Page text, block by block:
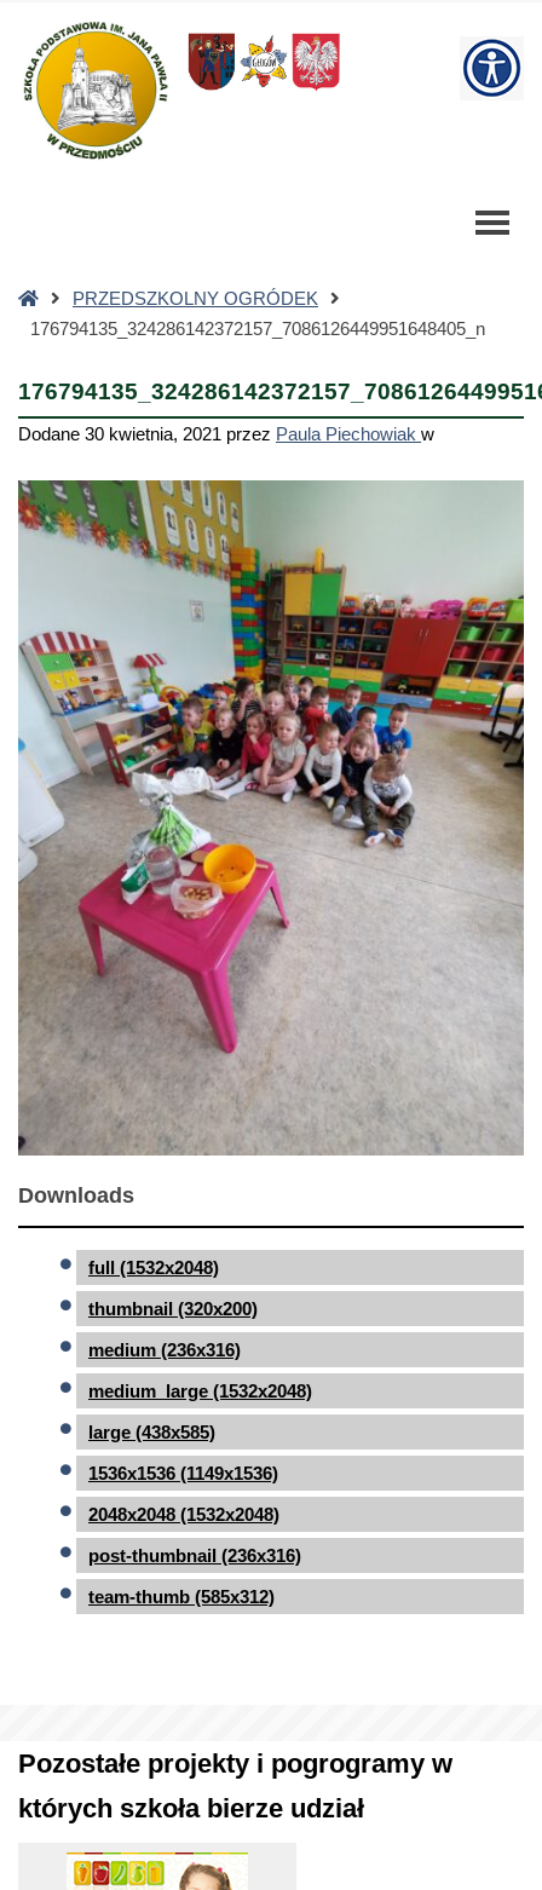
Szkoła
Podstawowa
Strona
główna
PRZEDSZKOLNY OGRÓDEK
176794135_324286142372157_7086126449951648405_n
Dodane 30 kwietnia, 2021 przez Paula Piechowiak w
Downloads
full (1532x2048)
thumbnail (320x200)
medium (236x316)
medium_large (1532x2048)
large (438x585)
1536x1536 (1149x1536)
2048x2048 (1532x2048)
post-thumbnail (236x316)
team-thumb (585x312)
Pozostałe projekty i pogrogramy w
których szkoła bierze udział